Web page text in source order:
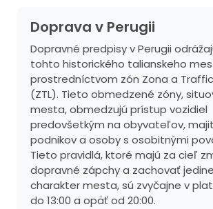
Doprava v Perugii
Dopravné predpisy v Perugii
tohto historického talianskeho
prostredníctvom zón Zona a
(ZTL). Tieto obmedzené zóny,
mesta, obmedzujú prístup vozidiel
predovšetkým na obyvateľov,
podnikov a osoby s osobitnými
Tieto pravidlá, ktoré majú za cieľ
dopravné zápchy a zachovať
charakter mesta, sú zvyčajne v
do 13:00 a opäť od 20:00.